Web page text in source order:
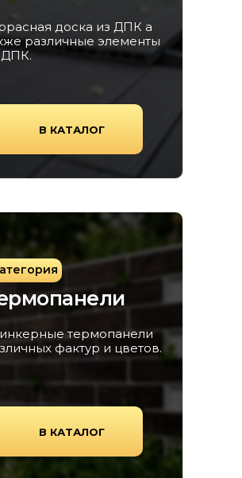
доска из ДПК а
различные элементы
ДПК.
термопанели
фактур и цветов.
В КАТАЛОГ
В КАТАЛОГ